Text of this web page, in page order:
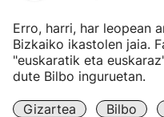
Erro, harri, har leopean
Bizkaiko ikastolen jaia.
"euskaratik eta
dute Bilbo inguruetan.
Gizartea Bilbo